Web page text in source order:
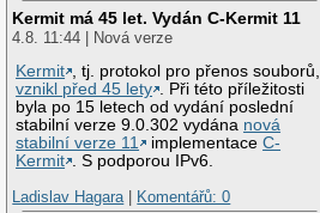
Kermit má 45 let. Vydán C-Kermit 11
4.8. 11:44 | Nová verze
Kermit , tj. protokol pro přenos souborů,
vznikl před 45 lety . Při této příležitosti
byla po 15 letech od vydání poslední
stabilní verze 9.0.302 vydána nová
stabilní verze 11
implementaceC-
Kermit . S podporou IPv6.
Ladislav Hagara| Komentářů: 0